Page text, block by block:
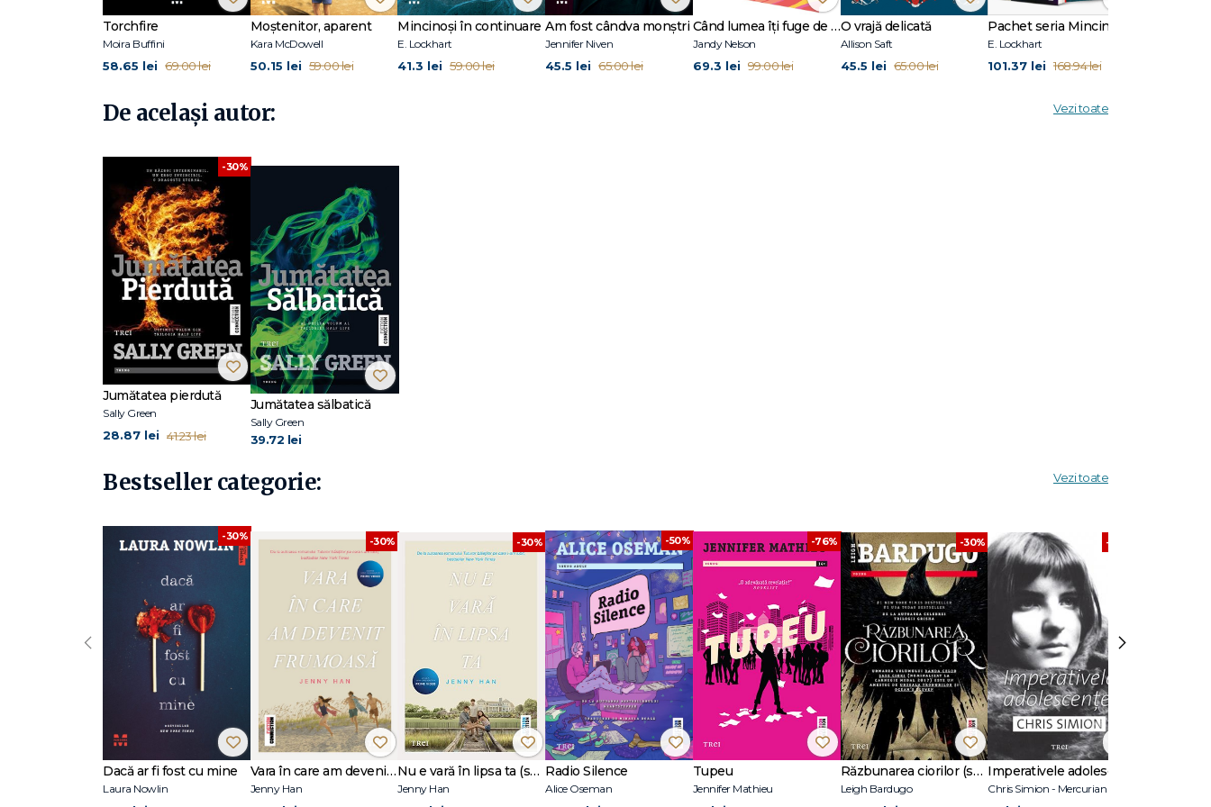
Torchfire
Moira Buffini
58.65 lei 69.00 lei
Moștenitor, aparent
Kara McDowell
50.15 lei 59.00 lei
Mincinoși în continuare
E. Lockhart
41.3 lei 59.00 lei
Am fost cândva monștri
Jennifer Niven
45.5 lei 65.00 lei
Când lumea îți fuge de sub picioare (ediție sprayed edges)
Jandy Nelson
69.3 lei 99.00 lei
O vrajă delicată
Allison Saft
45.5 lei 65.00 lei
Pachet seria Mincinoșii
E. Lockhart
101.37 lei 168.94 lei
De același autor: Vezi toate
-30%
Jumătatea pierdută
Sally Green
28.87 lei 41.23 lei
Jumătatea sălbatică
Sally Green
39.72 lei
Bestseller categorie: Vezi toate
-30%
Dacă ar fi fost cu mine
Laura Nowlin
-30%
Vara în care am devenit frumoasă (seria Vara, vol. 1, ediție tie-in)
Jenny Han
-30%
Nu e vară în lipsa ta (seria Vara, vol. 2, ediție tie-in)
Jenny Han
-50%
Radio Silence
Alice Oseman
-76%
Tupeu
Jennifer Mathieu
-30%
Răzbunarea ciorilor (seria Banda celor șase ciori, vol. 2)
Leigh Bardugo
-60%
Chris Simion - Mercurian
‹ ›